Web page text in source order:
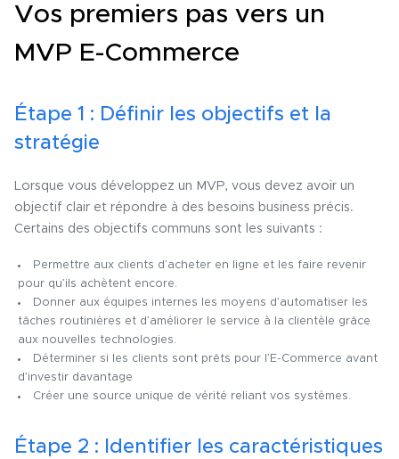
Vos premiers pas vers un
MVP E-Commerce
Étape 1 : Définir les objectifs et la
stratégie
Lorsque vous développez un MVP, vous devez avoir un
objectif clair et répondre à des besoins business précis.
Certains des objectifs communs sont les suivants :
Permettre aux clients d’acheter en ligne et les faire revenir
pour qu’ils achètent encore.
Donner aux équipes internes les moyens d’automatiser les
tâches routinières et d’améliorer le service à la clientèle grâce
aux nouvelles technologies.
Déterminer si les clients sont prêts pour l’E-Commerce avant
d’investir davantage
Créer une source unique de vérité reliant vos systèmes.
Étape 2 : Identifier les caractéristiques